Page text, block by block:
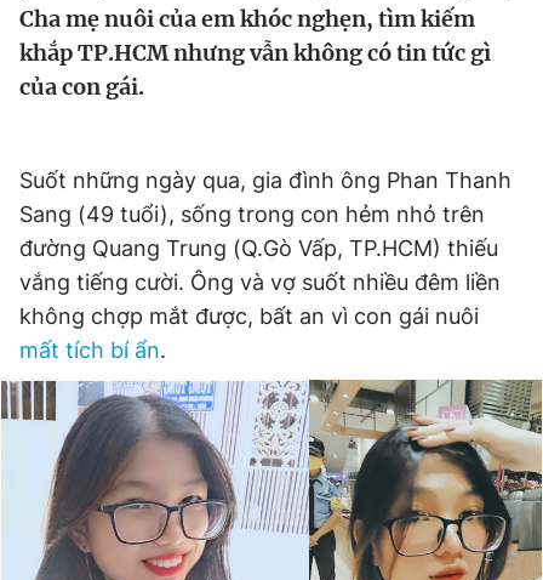
Sản phẩm khác
Thông tin tòa soạn Liên hệ quảng cáo
Theo dõi báo trên
Cha mẹ nuôi của em khóc nghẹn, tìm kiếm
khắp TP.HCM nhưng vẫn không có tin tức gì
của con gái.
Suốt những ngày qua, gia đình ông Phan Thanh
Sang (49 tuổi), sống trong con hẻm nhỏ trên
đường Quang Trung (Q.Gò Vấp, TP.HCM) thiếu
vắng tiếng cười. Ông và vợ suốt nhiều đêm liền
không chợp mắt được, bất an vì con gái nuôi
mất tích bí ẩn.